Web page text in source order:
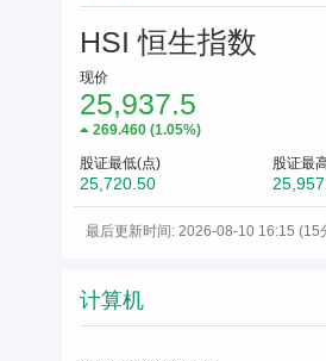
HSI 恒生指数
现价
25,937.5
269.460(1.05%)
股证最低(点)
25,720.50
股证最
最后更新时间: 2026-08-10 16:15 (15
计算机